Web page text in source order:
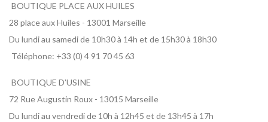
BOUTIQUE PLACE AUX HUILES
28 place aux Huiles - 13001 Marseille
Du lundi au samedi de 10h30 à 14h et de 15h30 à 18h30
Téléphone: +33 (0) 4 91 70 45 63
BOUTIQUE D’USINE
72 Rue Augustin Roux - 13015 Marseille
Du lundi au vendredi de 10h à 12h45 et de 13h45 à 17h